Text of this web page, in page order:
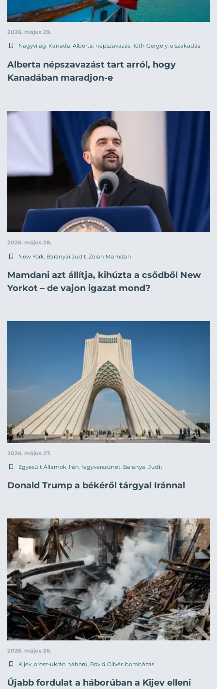
2026. május 29.
Nagyvilág, Kanada, Alberta, népszavazás, Tóth Gergely, elszakadás
Alberta népszavazást tart arról, hogy
Kanadában maradjon-e
2026. május 28.
New York Baranyai Judit Zoran Mamdani
Mamdani azt állítja, kihúzta a csődből New
Yorkot – de vajon igazat mond?
2026. május 27.
Egyesült Államok Irán fegyverszünet Baranyai Judit
Donald Trump a békéről tárgyal Iránnal
2026. május 26.
Kijev, orosz-ukrán háború, Rövid Olivér, bombázás
Újabb fordulat a háborúban a Kijev elleni